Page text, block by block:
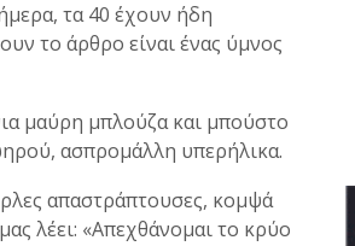
τα 40 έχουν ήδη
το άρθρο είναι ένας ύμνος
μαύρη μπλούζα και μπούστο
ασπρομάλλη υπερήλικα.
απαστράπτουσες, κομψά
λέει: «Απεχθάνομαι το κρύο